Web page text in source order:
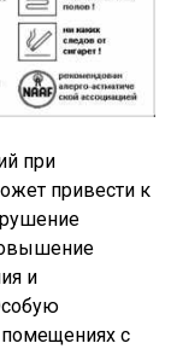
при
привести к
и
помещениях с